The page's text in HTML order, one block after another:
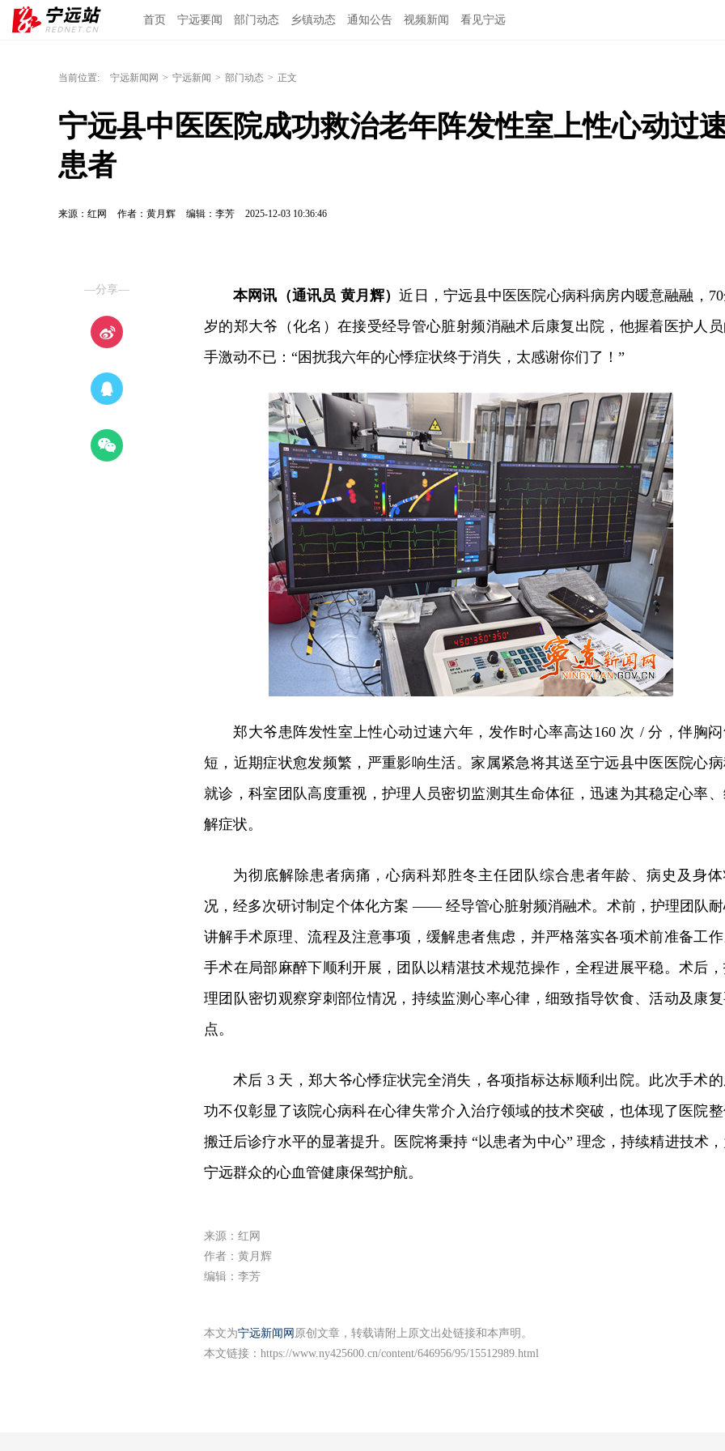
首页 宁远要闻 部门动态 乡镇动态 通知公告 视频新闻 看见宁远
当前位置: 宁远新闻网 > 宁远新闻 > 部门动态 > 正文
宁远县中医医院成功救治老年阵发性室上性心动过
患者
来源：红网 作者：黄月辉 编辑：李芳 2025-12-03 10:36:46
—分享— 本网讯（通讯员 黄月辉）近日，宁远县中医医院心病科病房内暖意融融，
岁的郑大爷（化名）在接受经导管心脏射频消融术后康复出院，他握着医护人
手激动不已：“困扰我六年的心悸症状终于消失，太感谢你们了！”
郑大爷患阵发性室上性心动过速六年，发作时心率高达160 次 / 分，伴胸
短，近期症状愈发频繁，严重影响生活。家属紧急将其送至宁远县中医医院心
就诊，科室团队高度重视，护理人员密切监测其生命体征，迅速为其稳定心率
解症状。
为彻底解除患者病痛，心病科郑胜冬主任团队综合患者年龄、病史及身
况，经多次研讨制定个体化方案 —— 经导管心脏射频消融术。术前，护理团队
讲解手术原理、流程及注意事项，缓解患者焦虑，并严格落实各项术前准备工
手术在局部麻醉下顺利开展，团队以精湛技术规范操作，全程进展平稳。术后
理团队密切观察穿刺部位情况，持续监测心率心律，细致指导饮食、活动及康
点。
术后 3 天，郑大爷心悸症状完全消失，各项指标达标顺利出院。此次手术
功不仅彰显了该院心病科在心律失常介入治疗领域的技术突破，也体现了医院
搬迁后诊疗水平的显著提升。医院将秉持 “以患者为中心” 理念，持续精进技术
宁远群众的心血管健康保驾护航。
来源：红网
作者：黄月辉
编辑：李芳
本文为宁远新闻网 原创文章，转载请附上原文出处链接和本声明。
本文链接： https://www.ny425600.cn/content/646956/95/15512989.html